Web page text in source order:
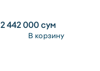
2 442 000сум
В корзину